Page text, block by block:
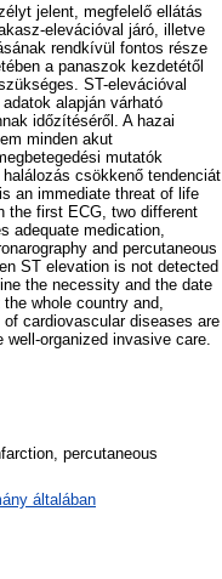
jelent, megfelelő ellátás
elevációval járó, illetve
rendkívül fontos része
a panaszok kezdetétől
ST-elevációval
alapján várható
időzítéséről. A hazai
minden akut
mutatók
csökkenő tendenciát
an immediate threat of life
the first ECG, two different
adequate medication,
and percutaneous
ST elevation is not detected
the necessity and the date
whole country and,
cardiovascular diseases are
organized invasive care.
percutaneous
általában